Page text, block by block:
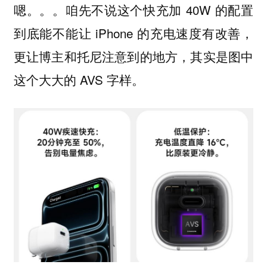
嗯。。。咱先不说这个快充加 40W 的配置
到底能不能让 iPhone 的充电速度有改善，
更让博主和托尼注意到的地方，其实是图中
这个大大的 AVS 字样。